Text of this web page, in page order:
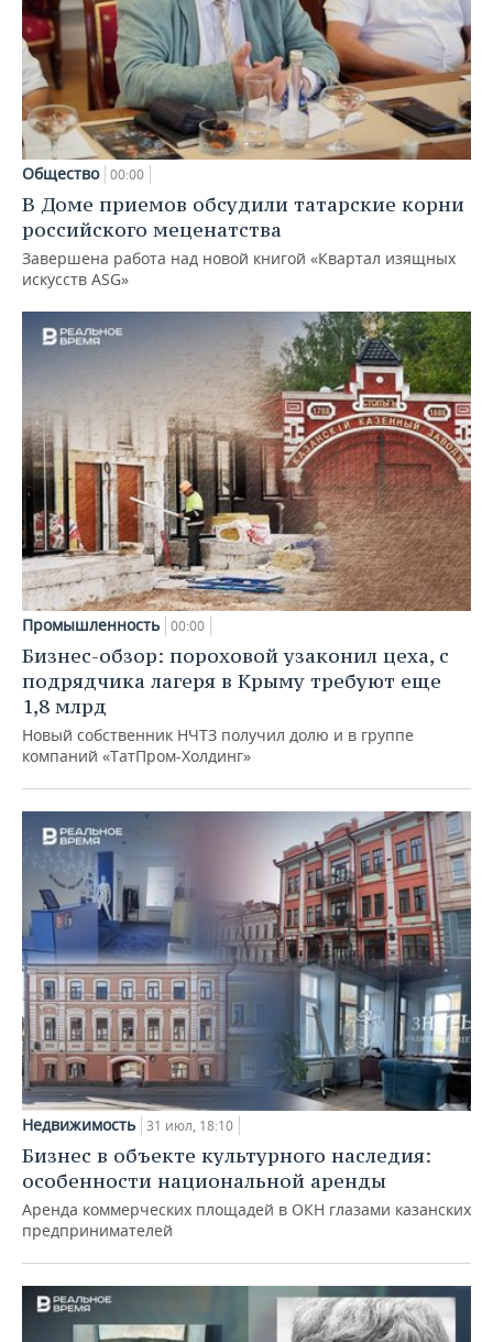
Общество 00:00
В Доме приемов обсудили татарские корни
российского меценатства
Завершена работа над новой книгой «Квартал изящных
искусств ASG»
Промышленность 00:00
Бизнес-обзор: пороховой узаконил цеха, с
подрядчика лагеря в Крыму требуют еще
1,8 млрд
Новый собственник НЧТЗ получил долю и в группе
компаний «ТатПром-Холдинг»
Недвижимость 31 июл, 18:10
Бизнес в объекте культурного наследия:
особенности национальной аренды
Аренда коммерческих площадей в ОКН глазами казанских
предпринимателей